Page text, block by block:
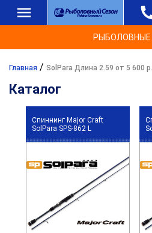
РЫБОЛОВНЫЕ
Главная / SolPara Длина 2.59 от 5 600 р.
Каталог
Спиннинг Major Craft
SolPara SPS-862 L